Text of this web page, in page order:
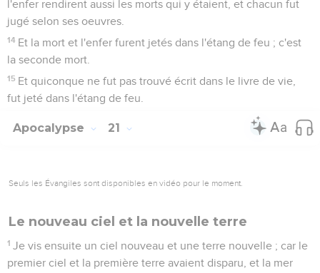
l'enfer rendirent aussi les morts qui y étaient, et chacun fut
jugé selon ses oeuvres.
14 Et la mort et l'enfer furent jetés dans l'étang de feu ; c'est
la seconde mort.
15 Et quiconque ne fut pas trouvé écrit dans le livre de vie,
fut jeté dans l'étang de feu.
Apocalypse 21
Seuls les Évangiles sont disponibles en vidéo pour le moment.
Le nouveau ciel et la nouvelle terre
1 Je vis ensuite un ciel nouveau et une terre nouvelle ; car le
premier ciel et la première terre avaient disparu, et la mer